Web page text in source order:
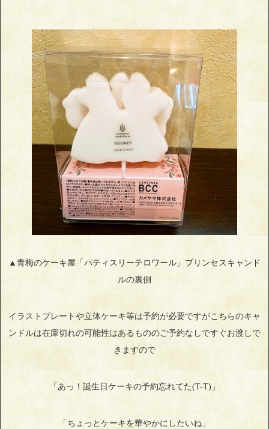
▲青梅のケーキ屋「パティスリーテロワール」プリンセスキャンド
ルの裏側
イラストプレートや立体ケーキ等は予約が必要ですがこちらのキャ
ンドルは在庫切れの可能性はあるもののご予約なしですぐお渡しで
きますので
「あっ！誕生日ケーキの予約忘れてた(T-T)」
「ちょっとケーキを華やかにしたいね」